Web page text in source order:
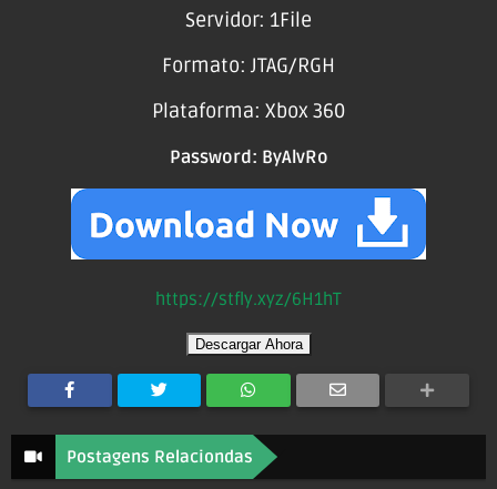
Servidor: 1File
Formato: JTAG/RGH
Plataforma: Xbox 360
Password: ByAlvRo
https://stfly.xyz/6H1hT
Descargar Ahora
Postagens Relaciondas